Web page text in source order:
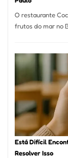
O restaurante
frutos do mar no
Está Difícil
Resolver Isso